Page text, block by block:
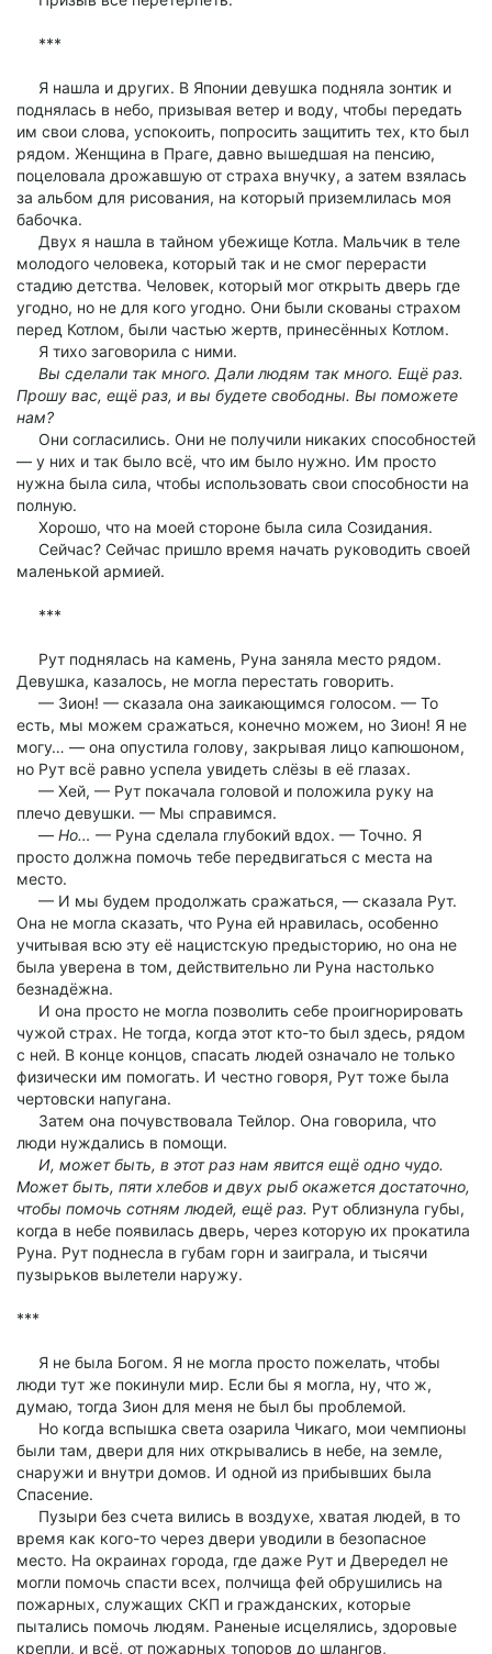
***
Я нашла и других. В Японии девушка подняла зонтик и
поднялась в небо, призывая ветер и воду, чтобы передать
им свои слова, успокоить, попросить защитить тех, кто был
рядом. Женщина в Праге, давно вышедшая на пенсию,
поцеловала дрожавшую от страха внучку, а затем взялась
за альбом для рисования, на который приземлилась моя
бабочка.
Двух я нашла в тайном убежище Котла. Мальчик в теле
молодого человека, который так и не смог перерасти
стадию детства. Человек, который мог открыть дверь где
угодно, но не для кого угодно. Они были скованы страхом
перед Котлом, были частью жертв, принесённых Котлом.
Я тихо заговорила с ними.
Вы сделали так много. Дали людям так много. Ещё раз.
Прошу вас, ещё раз, и вы будете свободны. Вы поможете
нам?
Они согласились. Они не получили никаких способностей
— у них и так было всё, что им было нужно. Им просто
нужна была сила, чтобы использовать свои способности на
полную.
Хорошо, что на моей стороне была сила Созидания.
Сейчас? Сейчас пришло время начать руководить своей
маленькой армией.
***
Рут поднялась на камень, Руна заняла место рядом.
Девушка, казалось, не могла перестать говорить.
— Зион! — сказала она заикающимся голосом. — То
есть, мы можем сражаться, конечно можем, но Зион! Я не
могу… — она опустила голову, закрывая лицо капюшоном,
но Рут всё равно успела увидеть слёзы в её глазах.
— Хей, — Рут покачала головой и положила руку на
плечо девушки. — Мы справимся.
— Но… — Руна сделала глубокий вдох. — Точно. Я
просто должна помочь тебе передвигаться с места на
место.
— И мы будем продолжать сражаться, — сказала Рут.
Она не могла сказать, что Руна ей нравилась, особенно
учитывая всю эту её нацистскую предысторию, но она не
была уверена в том, действительно ли Руна настолько
безнадёжна.
И она просто не могла позволить себе проигнорировать
чужой страх. Не тогда, когда этот кто-то был здесь, рядом
с ней. В конце концов, спасать людей означало не только
физически им помогать. И честно говоря, Рут тоже была
чертовски напугана.
Затем она почувствовала Тейлор. Она говорила, что
люди нуждались в помощи.
И, может быть, в этот раз нам явится ещё одно чудо.
Может быть, пяти хлебов и двух рыб окажется достаточно,
чтобы помочь сотням людей, ещё раз. Рут облизнула губы,
когда в небе появилась дверь, через которую их прокатила
Руна. Рут поднесла в губам горн и заиграла, и тысячи
пузырьков вылетели наружу.
***
Я не была Богом. Я не могла просто пожелать, чтобы
люди тут же покинули мир. Если бы я могла, ну, что ж,
думаю, тогда Зион для меня не был бы проблемой.
Но когда вспышка света озарила Чикаго, мои чемпионы
были там, двери для них открывались в небе, на земле,
снаружи и внутри домов. И одной из прибывших была
Спасение.
Пузыри без счета вились в воздухе, хватая людей, в то
время как кого-то через двери уводили в безопасное
место. На окраинах города, где даже Рут и Двередел не
могли помочь спасти всех, полчища фей обрушились на
пожарных, служащих СКП и гражданских, которые
пытались помочь людям. Раненые исцелялись, здоровые
крепли, и всё, от пожарных топоров до шлангов,